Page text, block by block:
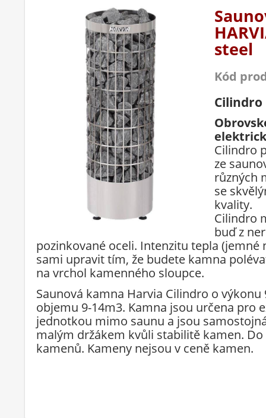
steel
Kód
Cilindro
Cilindro
ze
různých
se
kvality.
Cilindro
buď z
pozinkované oceli. Intenzitu tepla (jemné
sami upravit tím, že budete kamna
na vrchol kamenného sloupce.
Saunová kamna Harvia Cilindro o výkonu
objemu 9-14m3. Kamna jsou určena pro
jednotkou mimo saunu a jsou
malým držákem kvůli stabilitě kamen. Do
kamenů. Kameny nejsou v ceně kamen.